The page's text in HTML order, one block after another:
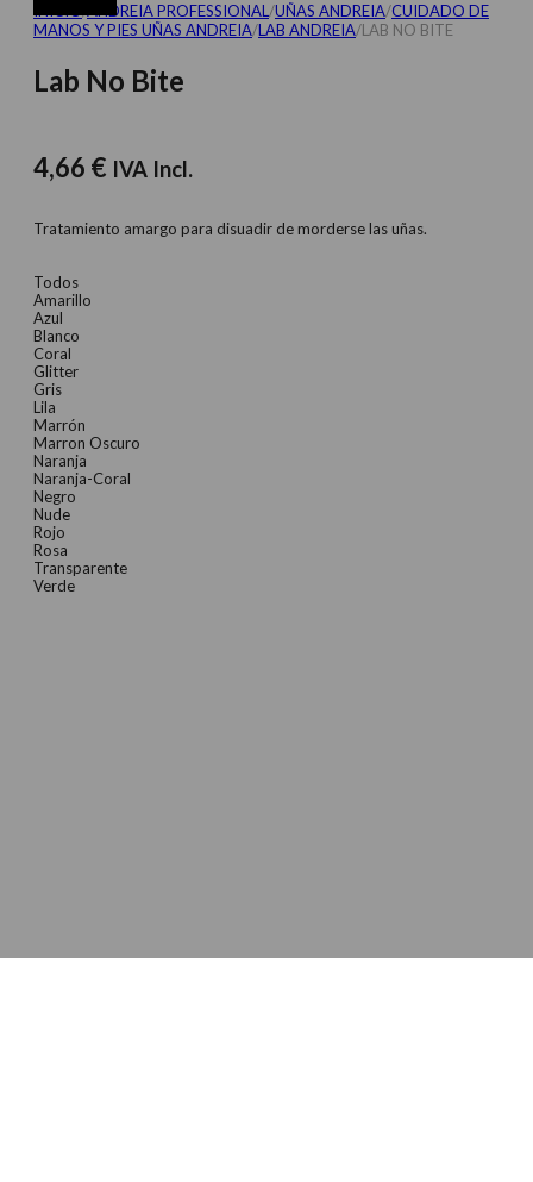
ANDREIA PROFESSIONAL /UÑAS ANDREIA/CUIDADO DE
MANOS Y PIES UÑAS ANDREIA/LAB ANDREIA/LAB NO BITE
Lab No Bite
4,66 € IVA Incl.
Tratamiento amargo para disuadir de morderse las uñas.
Todos
Amarillo
Azul
Blanco
Coral
Glitter
Gris
Lila
Marrón
Marron Oscuro
Naranja
Naranja-Coral
Negro
Nude
Rojo
Rosa
Transparente
Verde